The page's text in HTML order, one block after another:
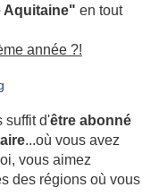
Aquitaine" en tout
année ?!
suffit d'être abonné
...où vous avez
vous aimez
des régions où vous